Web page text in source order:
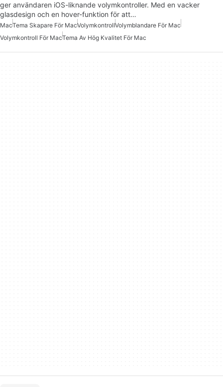
ger användaren iOS-liknande volymkontroller. Med en vacker
glasdesign och en hover-funktion för att…
MacTema Skapare För MacVolymkontrollVolymblandare För Mac
Volymkontroll För MacTema Av Hög Kvalitet För Mac